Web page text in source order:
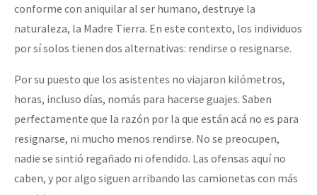
conforme con aniquilar al ser humano, destruye la
naturaleza, la Madre Tierra. En este contexto, los individuos
por sí solos tienen dos alternativas: rendirse o resignarse.
Por su puesto que los asistentes no viajaron kilómetros,
horas, incluso días, nomás para hacerse guajes. Saben
perfectamente que la razón por la que están acá no es para
resignarse, ni mucho menos rendirse. No se preocupen,
nadie se sintió regañado ni ofendido. Las ofensas aquí no
caben, y por algo siguen arribando las camionetas con más